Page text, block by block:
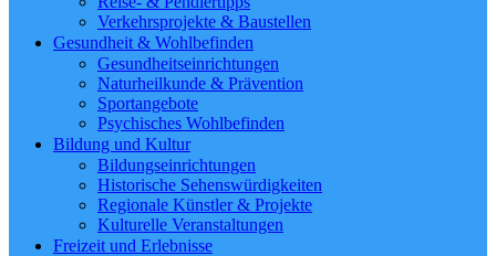
Verkehrsprojekte & Baustellen
Gesundheit & Wohlbefinden
Gesundheitseinrichtungen
Naturheilkunde & Prävention
Sportangebote
Psychisches Wohlbefinden
Bildung und Kultur
Bildungseinrichtungen
Historische Sehenswürdigkeiten
Regionale Künstler & Projekte
Kulturelle Veranstaltungen
Freizeit und Erlebnisse